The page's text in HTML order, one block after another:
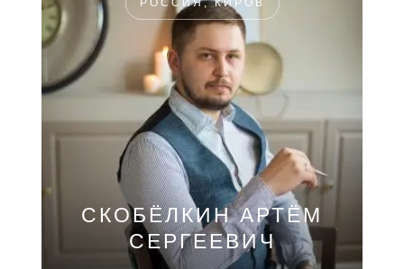
РОССИЯ, КИРОВ
СКОБЁЛКИН АРТЁМ
СЕРГЕЕВИЧ